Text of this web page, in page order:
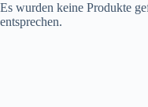
Es wurden keine Produkte
entsprechen.